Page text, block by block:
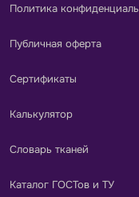
Политика
Публичная оферта
Сертификаты
Калькулятор
Словарь тканей
Каталог ГОСТов и ТУ